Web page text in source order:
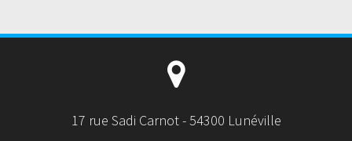
17 rue Sadi Carnot - 54300 Lunéville